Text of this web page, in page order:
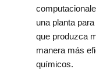
una planta
que produzca
manera más
químicos.